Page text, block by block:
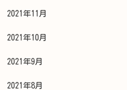
2021年11月
2021年10月
2021年9月
2021年8月